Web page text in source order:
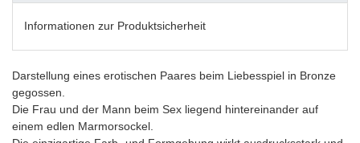
Informationen zur Produktsicherheit
Darstellung eines erotischen Paares beim Liebesspiel in Bronze
gegossen.
Die Frau und der Mann beim Sex liegend hintereinander auf
einem edlen Marmorsockel.